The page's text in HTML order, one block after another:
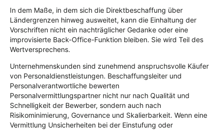
In dem Maße, in dem sich die Direktbeschaffung über
Ländergrenzen hinweg ausweitet, kann die Einhaltung der
Vorschriften nicht ein nachträglicher Gedanke oder eine
improvisierte Back-Office-Funktion bleiben. Sie wird Teil des
Wertversprechens.
Unternehmenskunden sind zunehmend anspruchsvolle Käufer
von Personaldienstleistungen. Beschaffungsleiter und
Personalverantwortliche bewerten
Personalvermittlungspartner nicht nur nach Qualität und
Schnelligkeit der Bewerber, sondern auch nach
Risikominimierung, Governance und Skalierbarkeit. Wenn eine
Vermittlung Unsicherheiten bei der Einstufung oder